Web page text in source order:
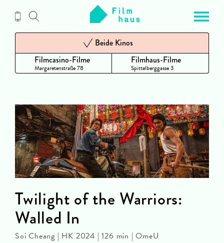
Inhalt
Filmcasino-Filme
Margaretenstraße 78
Beide Kinos
Filmhaus-Filme
Spittelberggasse 3
Twilight of the Warriors:
Walled In
Soi Cheang | HK 2024 | 126 min | OmeU